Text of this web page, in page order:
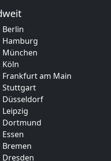
Hamburg
München
am Main
Stuttgart
Düsseldorf
Dortmund